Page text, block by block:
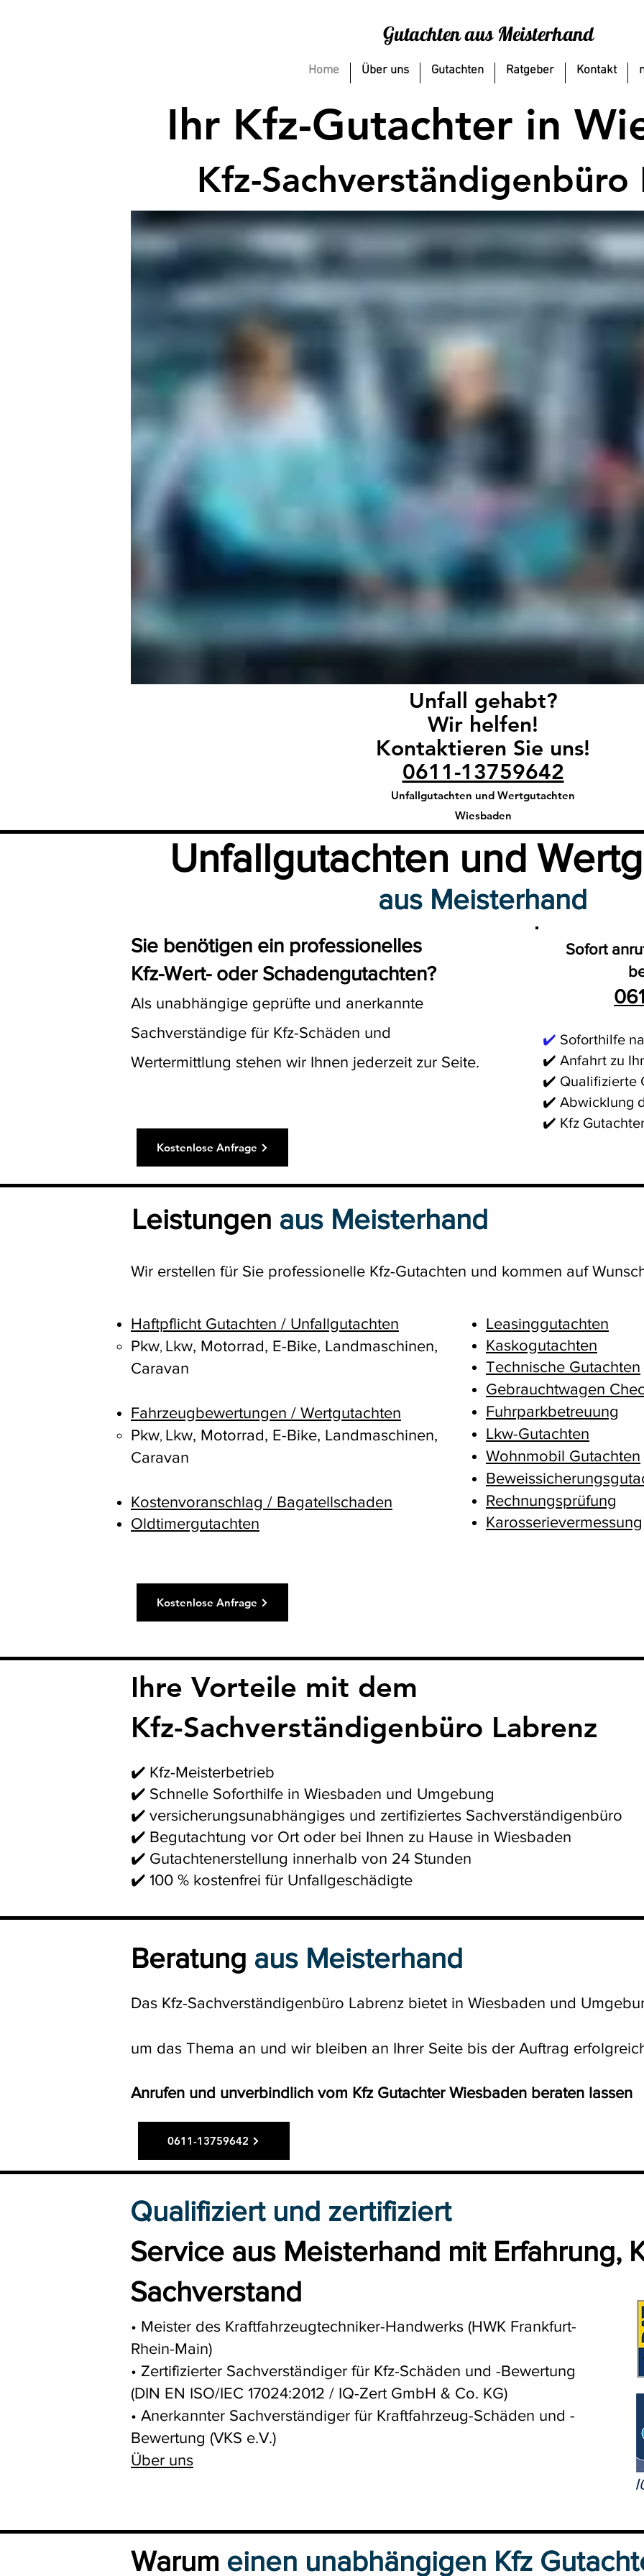
Gutachten aus Meisterhand
Home Über uns Gutachten Ratgeber Kontakt
Ihr Kfz-Gutachter in
Kfz-Sachverständigenbüro
Unfall gehabt?
Wir helfen!
Kontaktieren Sie uns!
0611-13759642
Unfallgutachten und Wertgutachten
Wiesbaden
Unfallgutachten und
aus Meisterhand
Sie benötigen ein professionelles
Kfz-Wert- oder Schadengutachten?
Als unabhängige geprüfte und anerkannte
Sachverständige für Kfz-Schäden und
Wertermittlung stehen wir Ihnen jederzeit zur Seite.
Kostenlose Anfrage
Sofort
✔️ Soforthilfe
✔️ Anfahrt zu
✔️ Qualifizierte
✔️ Abwicklung
✔️ Kfz
Leistungen aus Meisterhand
Wir erstellen für Sie professionelle Kfz-Gutachten und kommen auf
Haftpflicht Gutachten / Unfallgutachten
Pkw​, Lkw, Motorrad, E-Bike, Landmaschinen,
Caravan
Fahrzeugbewertungen / Wertgutachten
Pkw​, Lkw, Motorrad, E-Bike, Landmaschinen,
Caravan
Kostenvoranschlag / Bagatellschaden
Oldtimergutachten
Leasinggutachten
Kaskogutachten
Technische Gutachten
Gebrauchtwagen
Fuhrparkbetreuung
Lkw-Gutachten
Wohnmobil Gutachten
Rechnungsprüfung
Karosserievermessung
Kostenlose Anfrage
✔️ Kfz-Meisterbetrieb
✔️ Schnelle Soforthilfe in Wiesbaden und Umgebung
✔️ versicherungsunabhängiges und zertifiziertes Sachverständigenbüro
✔️ Begutachtung vor Ort oder bei Ihnen zu Hause in Wiesbaden
✔️ Gutachtenerstellung innerhalb von 24 Stunden
✔️ 100 % kostenfrei für Unfallgeschädigte
Ihre Vorteile mit dem
Kfz-Sachverständigenbüro Labrenz
Beratung aus Meisterhand
Das Kfz-Sachverständigenbüro Labrenz bietet in Wiesbaden und
um das Thema an und wir bleiben an Ihrer Seite bis der Auftrag
Anrufen und unverbindlich vom Kfz Gutachter Wiesbaden beraten lassen
0611-13759642
​Qualifiziert und zertifiziert
Service aus Meisterhand mit Erfahrung,
Sachverstand
• Meister des Kraftfahrzeugtechniker-Handwerks (HWK Frankfurt-
Rhein-Main)
• Zertifizierter Sachverständiger für Kfz-Schäden und -Bewertung
(DIN EN ISO/IEC 17024:2012 / IQ-Zert GmbH & Co. KG)
• Anerkannter Sachverständiger für Kraftfahrzeug-Schäden und -
Bewertung (VKS e.V.)
Über uns
Warum einen unabhängigen Kfz